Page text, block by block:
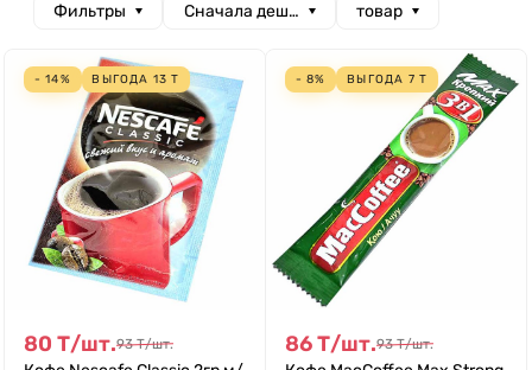
Фильтры Сначала дешевые товар
- 14% ВЫГОДА 13 Т
80 Т/шт.93 Т/шт.
- 8% ВЫГОДА 7 Т
86Т/шт.93 Т/шт.